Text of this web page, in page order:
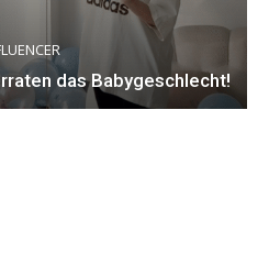
das Babygeschlecht!